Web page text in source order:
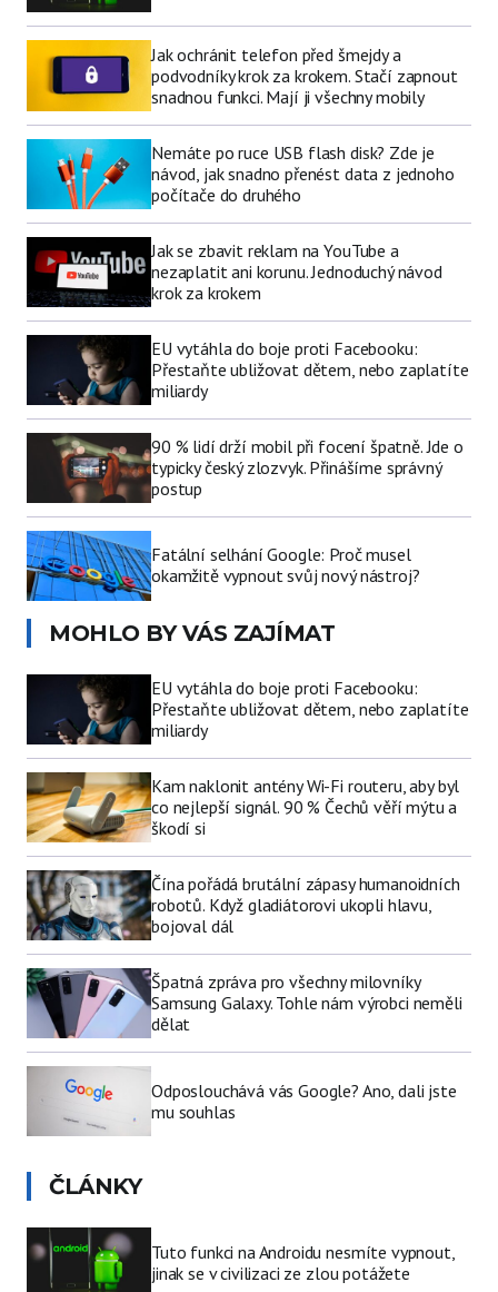
Jak ochránit telefon před šmejdy a
podvodníky krok za krokem. Stačí zapnout
snadnou funkci. Mají ji všechny mobily
Nemáte po ruce USB flash disk? Zde je
návod, jak snadno přenést data z jednoho
počítače do druhého
Jak se zbavit reklam na YouTube a
nezaplatit ani korunu. Jednoduchý návod
krok za krokem
EU vytáhla do boje proti Facebooku:
Přestaňte ubližovat dětem, nebo zaplatíte
miliardy
90 % lidí drží mobil při focení špatně. Jde o
typicky český zlozvyk. Přinášíme správný
postup
Fatální selhání Google: Proč musel
okamžitě vypnout svůj nový nástroj?
MOHLO BY VÁS ZAJÍMAT
EU vytáhla do boje proti Facebooku:
Přestaňte ubližovat dětem, nebo zaplatíte
miliardy
Kam naklonit antény Wi-Fi routeru, aby byl
co nejlepší signál. 90 % Čechů věří mýtu a
škodí si
Čína pořádá brutální zápasy humanoidních
robotů. Když gladiátorovi ukopli hlavu,
bojoval dál
Špatná zpráva pro všechny milovníky
Samsung Galaxy. Tohle nám výrobci neměli
dělat
Odposlouchává vás Google? Ano, dali jste
mu souhlas
ČLÁNKY
Tuto funkci na Androidu nesmíte vypnout,
jinak se v civilizaci ze zlou potážete